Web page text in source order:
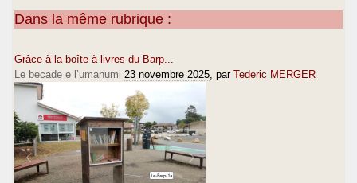
Dans la même rubrique :
Grâce à la boîte à livres du Barp...
Le becade e l’umanumi 23 novembre 2025 , par Tederic MERGER